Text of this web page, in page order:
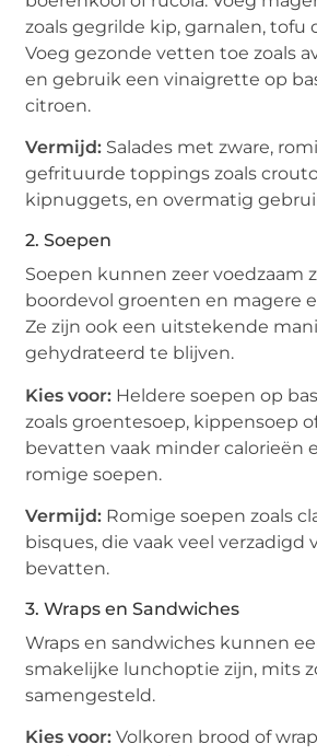
zoals gegrilde kip, garnalen, tofu
Voeg gezonde vetten toe zoals
en gebruik een vinaigrette op
citroen.
Vermijd: Salades met zware,
gefrituurde toppings zoals
kipnuggets, en overmatig
2. Soepen
Soepen kunnen zeer voedzaam
boordevol groenten en magere
Ze zijn ook een uitstekende
gehydrateerd te blijven.
Kies voor: Heldere soepen op
zoals groentesoep, kippensoep
bevatten vaak minder calorieën
romige soepen.
Vermijd: Romige soepen zoals
bisques, die vaak veel verzadigd
bevatten.
3. Wraps en Sandwiches
Wraps en sandwiches kunnen
smakelijke lunchoptie zijn, mits
samengesteld.
Kies voor: Volkoren brood of